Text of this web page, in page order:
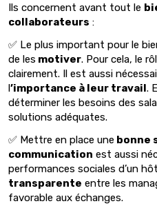
Ils concernent avant tout le
collaborateurs :
✅ Le plus important pour le
de les motiver. Pour cela, le
clairement. Il est aussi
l’importance à leur travail.
déterminer les besoins des
solutions adéquates.
✅ Mettre en place une bonne
communication est aussi
performances sociales d’un
transparente entre les
favorable aux échanges.